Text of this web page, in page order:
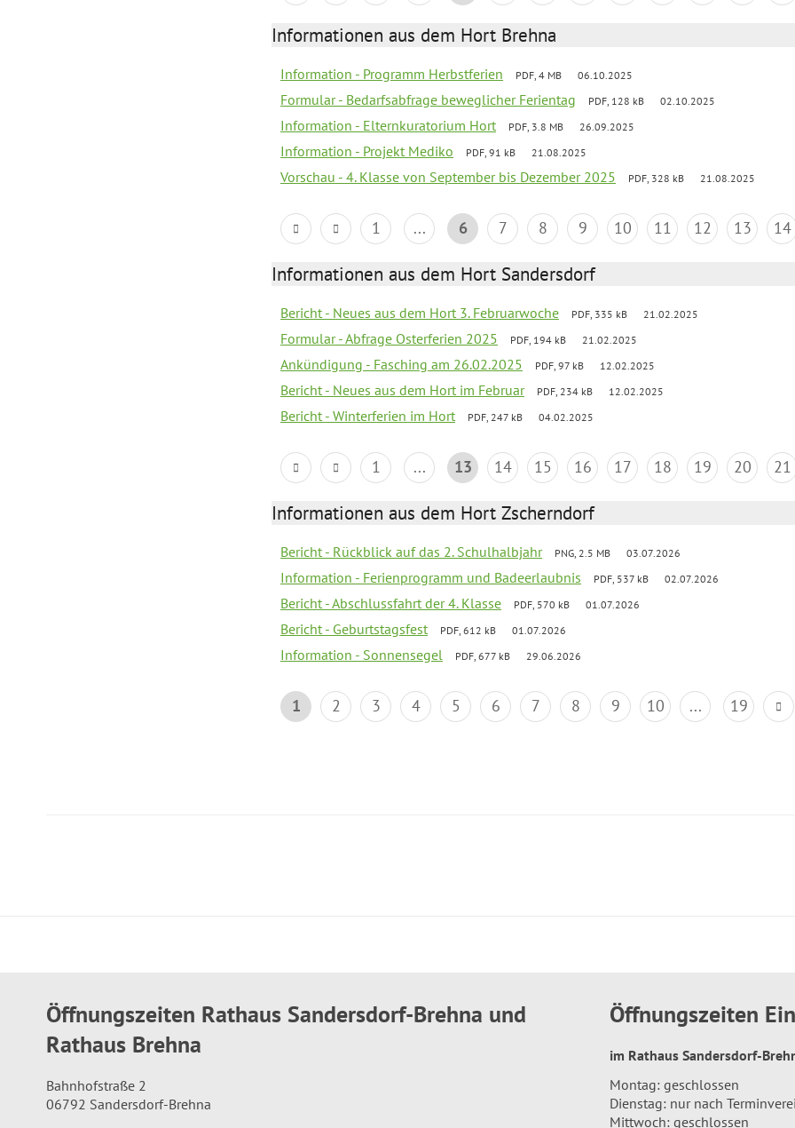
Informationen aus dem Hort Brehna
Information - Programm Herbstferien PDF, 4 MB 06.10.2025
Formular - Bedarfsabfrage beweglicher Ferientag PDF, 128 kB 02.10.2025
Information - Elternkuratorium Hort PDF, 3.8 MB 26.09.2025
Information - Projekt Mediko PDF, 91 kB 21.08.2025
Vorschau - 4. Klasse von September bis Dezember 2025 PDF, 328 kB 21.08.2025
1 ... 6 7 8 9 10 11 12 13 14
Informationen aus dem Hort Sandersdorf
Bericht - Neues aus dem Hort 3. Februarwoche PDF, 335 kB 21.02.2025
Formular - Abfrage Osterferien 2025 PDF, 194 kB 21.02.2025
Ankündigung - Fasching am 26.02.2025 PDF, 97 kB 12.02.2025
Bericht - Neues aus dem Hort im Februar PDF, 234 kB 12.02.2025
Bericht - Winterferien im Hort PDF, 247 kB 04.02.2025
1 ... 13 14 15 16 17 18 19 20 21
Informationen aus dem Hort Zscherndorf
Bericht - Rückblick auf das 2. Schulhalbjahr PNG, 2.5 MB 03.07.2026
Information - Ferienprogramm und Badeerlaubnis PDF, 537 kB 02.07.2026
Bericht - Abschlussfahrt der 4. Klasse PDF, 570 kB 01.07.2026
Bericht - Geburtstagsfest PDF, 612 kB 01.07.2026
Information - Sonnensegel PDF, 677 kB 29.06.2026
1 2 3 4 5 6 7 8 9 10 ... 19
Öffnungszeiten Rathaus Sandersdorf-Brehna und
Rathaus Brehna
Bahnhofstraße 2
06792 Sandersdorf-Brehna
Öffnungszeiten
im Rathaus Sandersdorf-
Montag: geschlossen
Dienstag: nur nach
Mittwoch: geschlossen